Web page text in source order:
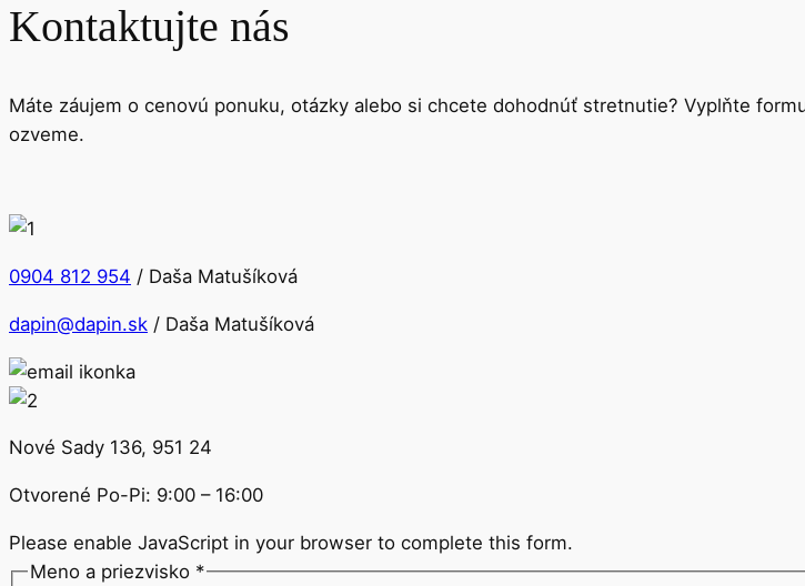
Kontaktujte nás
Máte záujem o cenovú ponuku, otázky alebo si chcete dohodnúť stretnutie? Vyplňte
ozveme.
0904 812 954 / Daša Matušíková
dapin@dapin.sk / Daša Matušíková
Nové Sady 136, 951 24
Otvorené Po-Pi: 9:00 – 16:00
Please enable JavaScript in your browser to complete this form.
Meno a priezvisko *